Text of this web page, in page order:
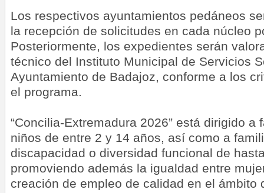
Los respectivos ayuntamientos pedáneos
la recepción de solicitudes en cada núcleo
Posteriormente, los expedientes serán
técnico del Instituto Municipal de Servicios
Ayuntamiento de Badajoz, conforme a los
el programa.
“Concilia-Extremadura 2026” está dirigido a
niños de entre 2 y 14 años, así como a
discapacidad o diversidad funcional de
promoviendo además la igualdad entre
creación de empleo de calidad en el ámbito